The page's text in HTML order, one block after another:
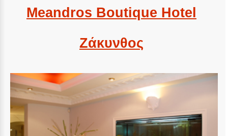
Meandros Boutique Hotel
Ζάκυνθος